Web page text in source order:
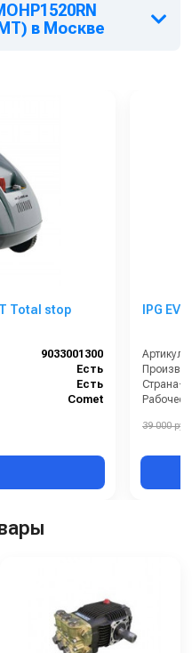
в Москве
Total stop
9033001300
Есть
Есть
Comet
IPG
Артикул:
Страна-
Рабочее
Масса
39 000 руб.